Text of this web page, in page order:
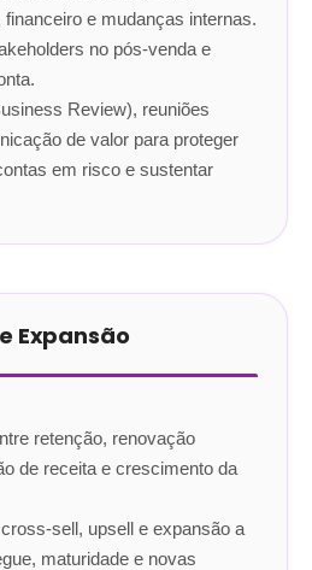
financeiro e mudanças internas.
no pós-venda e
Review), reuniões
de valor para proteger
em risco e sustentar
Expansão
retenção, renovação
de receita e crescimento da
sell, upsell e expansão a
maturidade e novas